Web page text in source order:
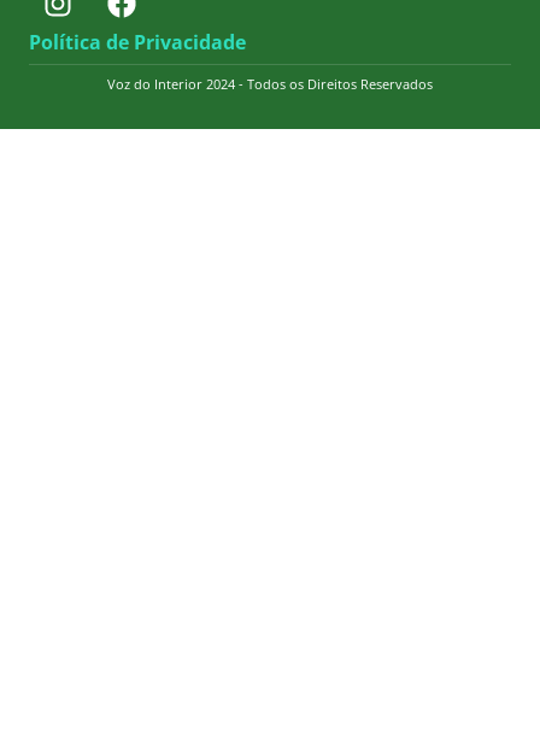
Política de Privacidade
Voz do Interior 2024 - Todos os Direitos Reservados